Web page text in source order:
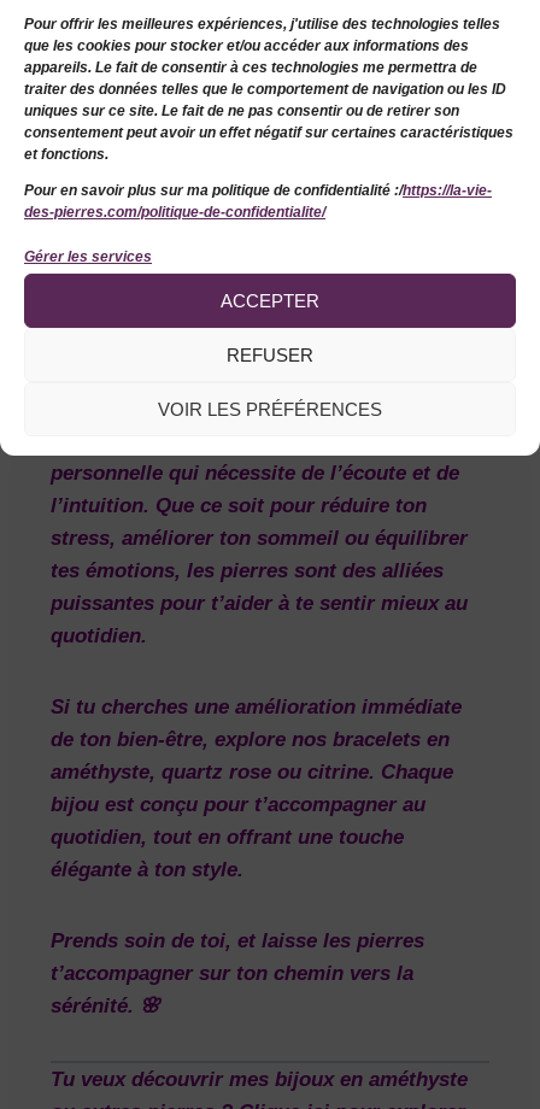
Pour offrir les meilleures expériences, j'utilise des technologies telles
que les cookies pour stocker et/ou accéder aux informations des
appareils. Le fait de consentir à ces technologies me permettra de
traiter des données telles que le comportement de navigation ou les ID
uniques sur ce site. Le fait de ne pas consentir ou de retirer son
consentement peut avoir un effet négatif sur certaines caractéristiques
et fonctions.
Pour en savoir plus sur ma politique de confidentialité :/https://la-vie-
des-pierres.com/politique-de-confidentialite/
Gérer les services
ACCEPTER
REFUSER
VOIR LES PRÉFÉRENCES
Nettoyage: Passe tes pierres sous l’eau
claire pour éliminer les énergies
négatives qu’elles peuvent avoir
accumulées.
Rechargement
de la lunependant quelques heures, ou
place-les sur un amas de quartz pour les
recharger.
6.Conclusion : Choisis la pierre
qui t’accompagnera vers un bien-
être durable 🌈
personnelle qui nécessite de l’écoute et de
l’intuition. Que ce soit pour réduire ton
stress, améliorer ton sommeil ou équilibrer
tes émotions, les pierres sont des alliées
puissantes pour t’aider à te sentir mieux au
quotidien.
Si tu cherches une amélioration immédiate
de ton bien-être, explore nos bracelets en
améthyste, quartz rose ou citrine. Chaque
bijou est conçu pour t’accompagner au
quotidien, tout en offrant une touche
élégante à ton style.
Prends soin de toi, et laisse les pierres
t’accompagner sur ton chemin vers la
sérénité. 🌸
Tu veux découvrir mes bijoux en améthyste